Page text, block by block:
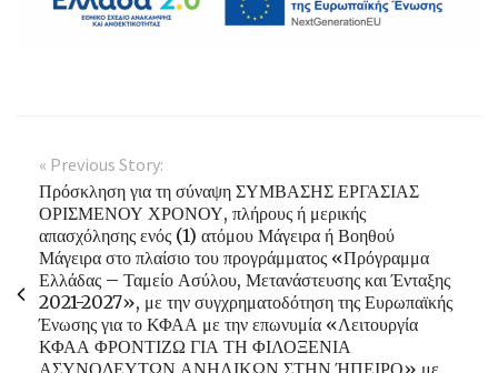
« Previous Story:
Πρόσκληση για τη σύναψη ΣΥΜΒΑΣΗΣ ΕΡΓΑΣΙΑΣ
ΟΡΙΣΜΕΝΟΥ ΧΡΟΝΟΥ, πλήρους ή μερικής
απασχόλησης ενός (1) ατόμου Μάγειρα ή Βοηθού
Μάγειρα στο πλαίσιο του προγράμματος «Πρόγραμμα
Ελλάδας – Ταμείο Ασύλου, Μετανάστευσης και Ένταξης
2021-2027», με την συγχρηματοδότηση της Ευρωπαϊκής
Ένωσης για το ΚΦΑΑ με την επωνυμία «Λειτουργία
ΚΦΑΑ ΦΡΟΝΤΙΖΩ ΓΙΑ ΤΗ ΦΙΛΟΞΕΝΙΑ
ΑΣΥΝΟΔΕΥΤΩΝ ΑΝΗΛΙΚΩΝ ΣΤΗΝ ΉΠΕΙΡΟ» με